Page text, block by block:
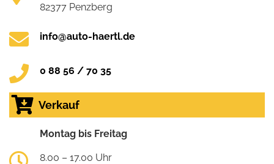
82377 Penzberg
info@auto-haertl.de
0 88 56 / 70 35
Verkauf
Montag bis Freitag
8.00 – 17.00 Uhr